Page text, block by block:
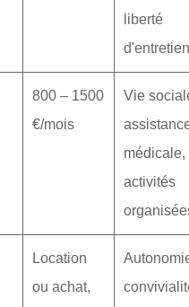
liberté
d'entretien
800 – 1500
€/mois
Vie
médicale,
activités
Location
ou achat,